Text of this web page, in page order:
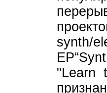
synth/
"Learn